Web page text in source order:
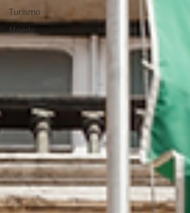
Turismo
Moeda